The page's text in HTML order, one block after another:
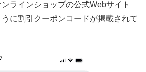
ラインショップの公式Webサイト
に割引クーポンコードが掲載されて